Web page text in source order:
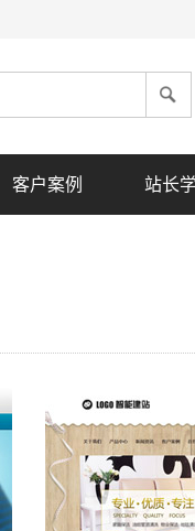
客户案例 站长